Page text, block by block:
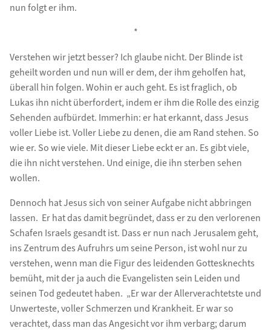
nun folgt er ihm.
*
Verstehen wir jetzt besser? Ich glaube nicht. Der Blinde ist
geheilt worden und nun will er dem, der ihm geholfen hat,
überall hin folgen. Wohin er auch geht. Es ist fraglich, ob
Lukas ihn nicht überfordert, indem er ihm die Rolle des einzig
Sehenden aufbürdet. Immerhin: er hat erkannt, dass Jesus
voller Liebe ist. Voller Liebe zu denen, die am Rand stehen. So
wie er. So wie viele. Mit dieser Liebe eckt er an. Es gibt viele,
die ihn nicht verstehen. Und einige, die ihn sterben sehen
wollen.
Dennoch hat Jesus sich von seiner Aufgabe nicht abbringen
lassen. Er hat das damit begründet, dass er zu den verlorenen
Schafen Israels gesandt ist. Dass er nun nach Jerusalem geht,
ins Zentrum des Aufruhrs um seine Person, ist wohl nur zu
verstehen, wenn man die Figur des leidenden Gottesknechts
bemüht, mit der ja auch die Evangelisten sein Leiden und
seinen Tod gedeutet haben. „Er war der Allerverachtetste und
Unwerteste, voller Schmerzen und Krankheit. Er war so
verachtet, dass man das Angesicht vor ihm verbarg; darum